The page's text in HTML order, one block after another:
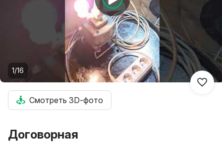
1/16
Смотреть 3D-фото
Договорная